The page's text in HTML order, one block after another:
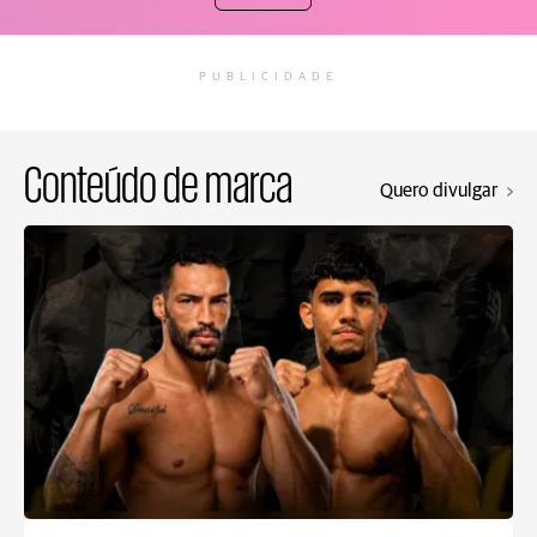
PUBLICIDADE
Conteúdo de marca Quero divulgar